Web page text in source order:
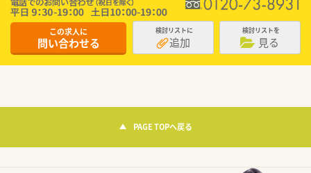
この求人に
問い合わせる
検討リストに
追加
検討リストを
見る
PAGE TOPへ戻る